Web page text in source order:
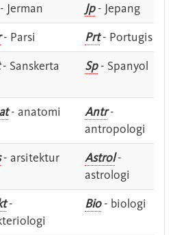
Jerman Jp- Jepang
- Parsi Prt- Portugis
- Sanskerta Sp- Spanyol
- anatomi Antr-
antropologi
- arsitektur Astrol-
astrologi
-
Bio- biologi